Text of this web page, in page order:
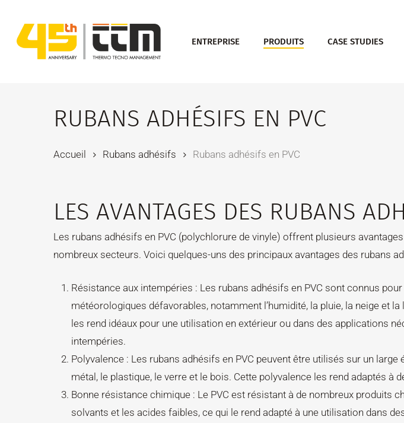
main
Appuyez sur Entrée pour rechercher ou sur ESC pour fermer
ENTREPRISE PRODUITS CASE STUDIES
RUBANS ADHÉSIFS EN PVC
Accueil Rubans adhésifs Rubans adhésifs en PVC
LES AVANTAGES DES RUBANS
Les rubans adhésifs en PVC (polychlorure de vinyle) offrent plusieurs
nombreux secteurs. Voici quelques-uns des principaux avantages des rubans
Résistance aux intempéries : Les rubans adhésifs en PVC sont connus
météorologiques défavorables, notamment l’humidité, la pluie, la neige et
les rend idéaux pour une utilisation en extérieur ou dans des applications
intempéries.
Polyvalence : Les rubans adhésifs en PVC peuvent être utilisés sur un
métal, le plastique, le verre et le bois. Cette polyvalence les rend adaptés à
Bonne résistance chimique : Le PVC est résistant à de nombreux produits
solvants et les acides faibles, ce qui le rend adapté à une utilisation dans